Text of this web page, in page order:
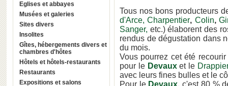
Eglises et abbayes
Musées et galeries
Sites divers
Insolites
Gîtes, hébergements divers et
chambres d'hôtes
Hôtels et hôtels-restaurants
Restaurants
Expositions et salons
Tous nos bons producteurs
d'Arce, Charpentier, Colin,
Sanger, etc.) élaborent des
rendus de dégustation dans
du mois.
Vous pourrez cet été
pour le Devauxet le
avec leurs fines bulles et le
Pour le Devaux, c'est 80 %